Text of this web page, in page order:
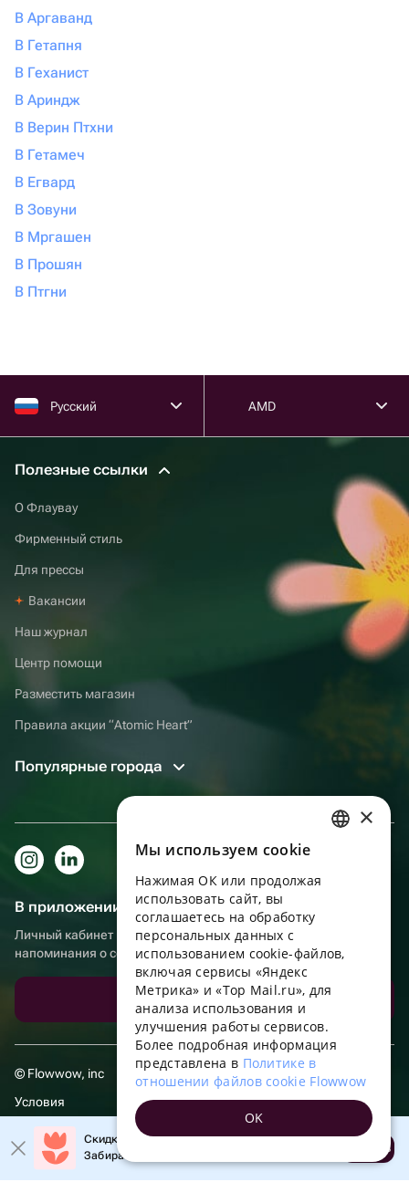
В Аргаванд
В Гетапня
В Геханист
В Ариндж
В Верин Птхни
В Гетамеч
В Егвард
В Зовуни
В Мргашен
В Прошян
В Птгни
Русский AMD
Полезные ссылки
О Флаувау
Фирменный стиль
Для прессы
Вакансии
Наш журнал
Центр помощи
Разместить магазин
Правила акции “Atomic Heart”
Популярные города
В приложении еще удобнее!
Личный кабинет получателя, больше бонусов за покупки и
напоминания о событиях
Скачать приложение
© Flowwow, inc
Условия
Обработка персональных данных
Скидка 20% на первый заказ!
Забирайте промокод в приложении!
Открыть
ENGLISH
UKRAINIAN
PORTUGUESE
FRENCH
TURKISH
POLISH
×
Мы используем сookie
Нажимая ОК или продолжая
использовать сайт, вы
соглашаетесь на обработку
персональных данных с
использованием cookie-файлов,
включая сервисы «Яндекс
Метрика» и «Top Mail.ru», для
анализа использования и
улучшения работы сервисов.
Более подробная информация
представлена в Политике в
отношении файлов cookie Flowwow
OK